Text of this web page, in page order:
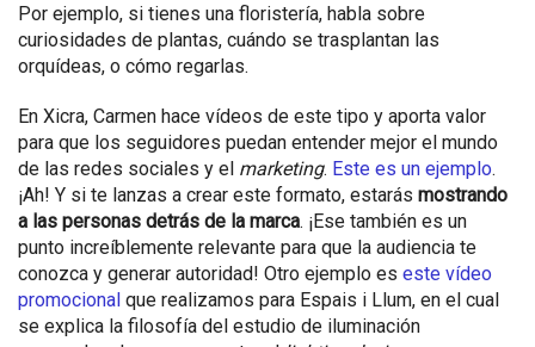
Por ejemplo, si tienes una floristería, habla sobre
curiosidades de plantas, cuándo se trasplantan las
orquídeas, o cómo regarlas.
En Xicra, Carmen hace vídeos de este tipo y aporta valor
para que los seguidores puedan entender mejor el mundo
de las redes sociales y el marketing. Este es un ejemplo.
¡Ah! Y si te lanzas a crear este formato, estarás mostrando
a las personas detrás de la marca. ¡Ese también es un
punto increíblemente relevante para que la audiencia te
conozca y generar autoridad! Otro ejemplo es este vídeo
promocional que realizamos para Espais i Llum, en el cual
se explica la filosofía del estudio de iluminación